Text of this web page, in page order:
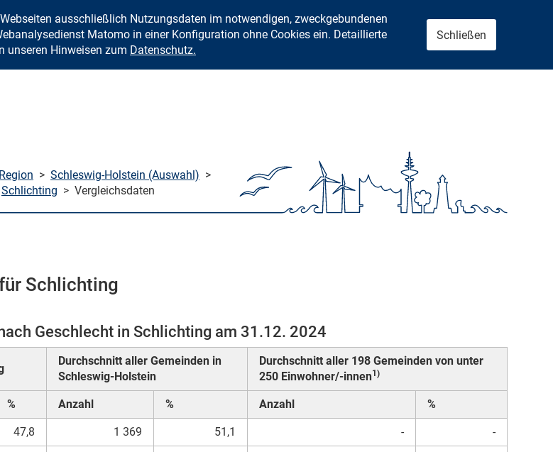
Zum Inhalt springen
ausschließlich Nutzungsdaten im notwendigen, zweckgebundenen
Matomo in einer Konfiguration ohne Cookies ein. Detaillierte
unseren Hinweisen zum Datenschutz.
Schließen
> Schleswig-Holstein (Auswahl) >
Schlichting > Vergleichsdaten
Schlichting
Geschlecht in Schlichting am 31.12. 2024
Durchschnitt aller Gemeinden in
Schleswig-Holstein
Durchschnitt aller 198 Gemeinden von unter
250 Einwohner/-innen1)
% Anzahl % Anzahl %
47,8 1 369 51,1 - -